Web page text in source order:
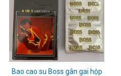
Bao cao su Boss gân gai hộp